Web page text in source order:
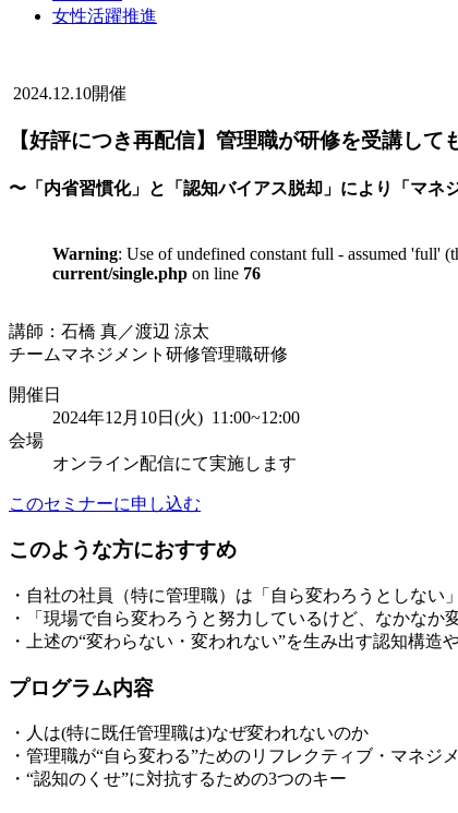
女性活躍推進
2024.12.10開催
【好評につき再配信】管理職が研修を受講し
〜「内省習慣化」と「認知バイアス脱却」により「マ
Warning: Use of undefined constant full - assumed 'full'
current/single.php on line 76
講師：石橋 真／渡辺 涼太
チームマネジメント研修管理職研修
開催日
2024年12月10日(火) 11:00~12:00
会場
オンライン配信にて実施します
このセミナーに申し込む
このような方におすすめ
・自社の社員（特に管理職）は「自ら変わろうとしない
・「現場で自ら変わろうと努力しているけど、なかな
・上述の“変わらない・変われない”を生み出す認知構造
プログラム内容
・人は(特に既任管理職は)なぜ変われないのか
・管理職が“自ら変わる”ためのリフレクティブ・マネジ
・“認知のくせ”に対抗するための3つのキー